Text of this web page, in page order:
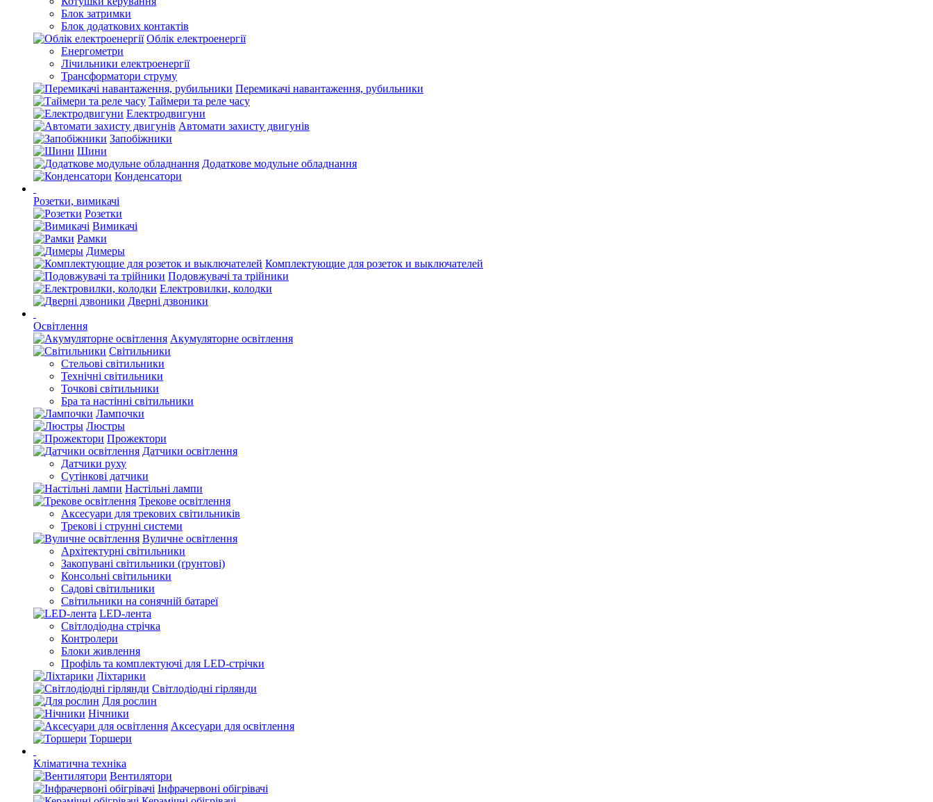
Блок затримки
Блок додаткових контактів
Облік електроенергії
Енергометри
Лічильники електроенергії
Трансформатори струму
Перемикачі навантаження, рубильники
Таймери та реле часу
Електродвигуни
Автомати захисту двигунів
Запобіжники
Шини
Додаткове модульне обладнання
Конденсатори
Розетки, вимикачі
Розетки
Вимикачі
Рамки
Димеры
Комплектующие для розеток и выключателей
Подовжувачі та трійники
Електровилки, колодки
Дверні дзвоники
Освітлення
Акумуляторне освітлення
Світильники
Стельові світильники
Технічні світильники
Точкові світильники
Бра та настінні світильники
Лампочки
Люстры
Прожектори
Датчики освітлення
Датчики руху
Сутінкові датчики
Настільні лампи
Трекове освітлення
Аксесуари для трекових світильників
Трекові і струнні системи
Вуличне освітлення
Архітектурні світильники
Закопувані світильники (ґрунтові)
Консольні світильники
Садові світильники
Світильники на сонячній батареї
LED-лента
Світлодіодна стрічка
Контролери
Блоки живлення
Профіль та комплектуючі для LED-стрічки
Ліхтарики
Світлодіодні гірлянди
Для рослин
Нічники
Аксесуари для освітлення
Торшери
Кліматична техніка
Вентилятори
Інфрачервоні обігрівачі